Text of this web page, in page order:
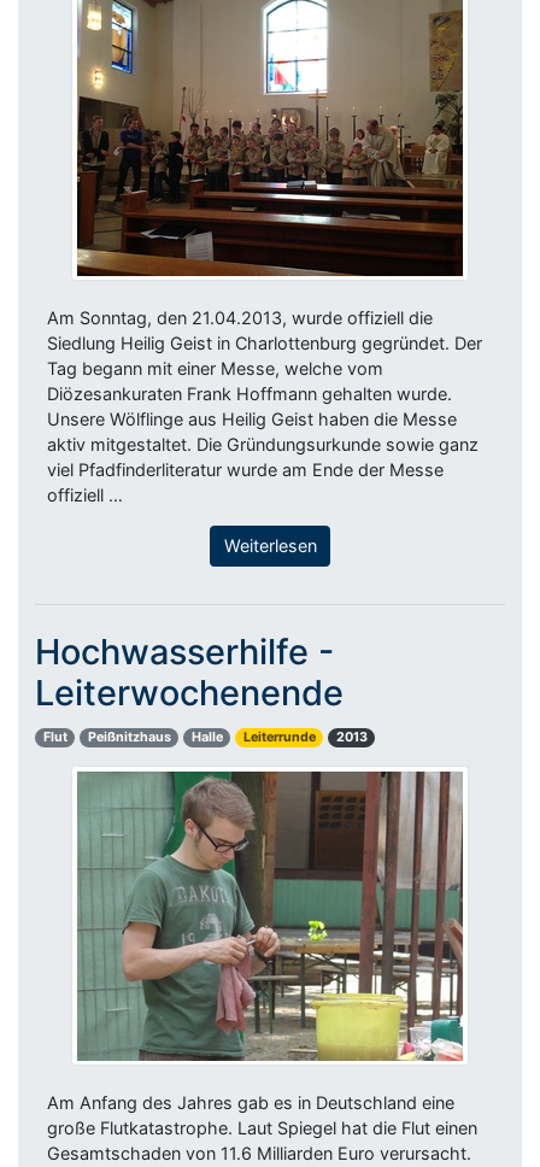
Am Sonntag, den 21.04.2013, wurde offiziell die
Siedlung Heilig Geist in Charlottenburg gegründet. Der
Tag begann mit einer Messe, welche vom
Diözesankuraten Frank Hoffmann gehalten wurde.
Unsere Wölflinge aus Heilig Geist haben die Messe
aktiv mitgestaltet. Die Gründungsurkunde sowie ganz
viel Pfadfinderliteratur wurde am Ende der Messe
offiziell …
Weiterlesen
Hochwasserhilfe -
Leiterwochenende
Flut Peißnitzhaus Halle Leiterrunde 2013
Am Anfang des Jahres gab es in Deutschland eine
große Flutkatastrophe. Laut Spiegel hat die Flut einen
Gesamtschaden von 11.6 Milliarden Euro verursacht.